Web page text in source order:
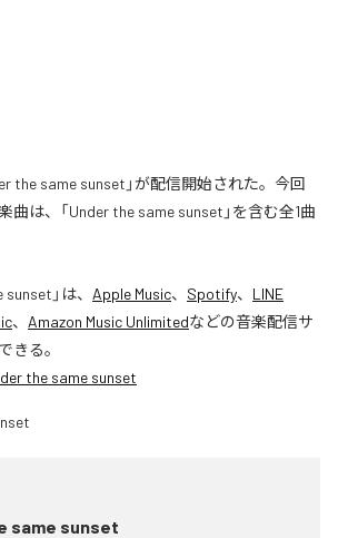
the same sunset」が配信開始された。今回
は、「Under the same sunset」を含む全1曲
sunset 」は、 Apple Music、 Spotify、 LINE
、 Amazon Music Unlimitedなどの音楽配信サ
きる。
the same sunset
same sunset